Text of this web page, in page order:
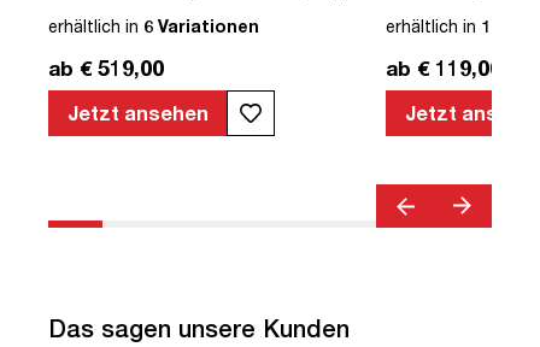
Textil | Schwarz | Schwarz | Drehstuhl |
Streamo | bis zu 120 kg | TÜV©
geprüfte Sicherheit | TÜV© geprüfte
Ergonomie | Quality Office© | TÜV©
erhältlich in 6 Variationen
ab € 519,00
Jetzt ansehen
erhältlich in 12
ab € 119,00
Jetzt
Das sagen unsere Kunden